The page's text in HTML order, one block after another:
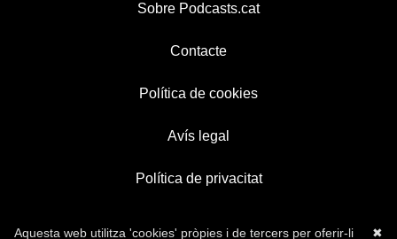
Sobre Podcasts.cat
Contacte
Política de cookies
Avís legal
Política de privacitat
✖
Aquesta web utilitza 'cookies' pròpies i de tercers per oferir-li